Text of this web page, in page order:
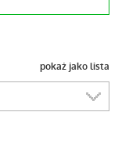
pokaż jako lista